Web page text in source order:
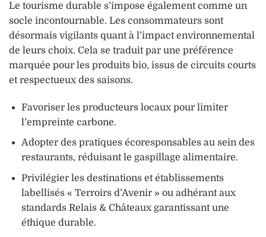
Le tourisme durable s’impose également comme un
socle incontournable. Les consommateurs sont
désormais vigilants quant à l’impact environnemental
de leurs choix. Cela se traduit par une préférence
marquée pour les produits bio, issus de circuits courts
et respectueux des saisons.
Favoriser les producteurs locaux pour limiter
l’empreinte carbone.
Adopter des pratiques écoresponsables au sein des
restaurants, réduisant le gaspillage alimentaire.
Privilégier les destinations et établissements
labellisés « Terroirs d’Avenir » ou adhérant aux
standards Relais & Châteaux garantissant une
éthique durable.